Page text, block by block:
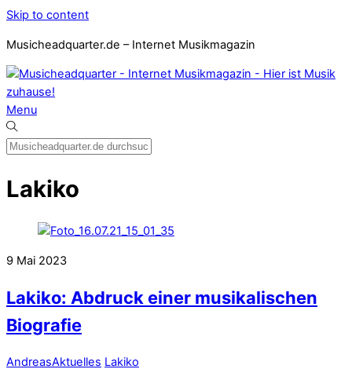
Skip to content
Musicheadquarter.de – Internet Musikmagazin
Menu
Lakiko
9 Mai 2023
Lakiko: Abdruck einer musikalischen
Biografie
AndreasAktuelles Lakiko